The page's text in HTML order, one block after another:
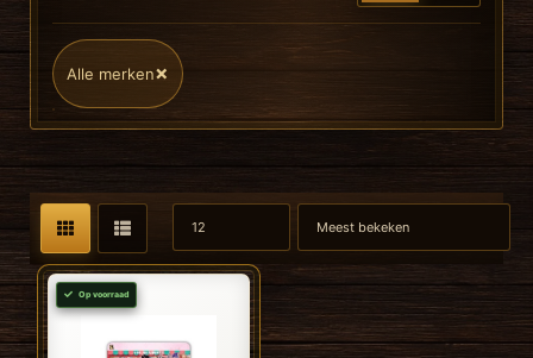
Alle merken×
Op voorraad